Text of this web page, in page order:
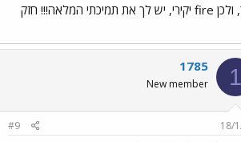
בסדר, ולכן fire יקירי, יש לך את תמיכתי המלאה!!! חזק
1
1785
New member
18/
#9